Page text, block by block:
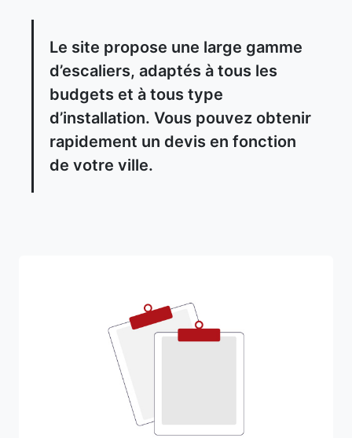
Le site propose une large gamme
d’escaliers, adaptés à tous les
budgets et à tous type
d’installation. Vous pouvez obtenir
rapidement un devis en fonction
de votre ville.